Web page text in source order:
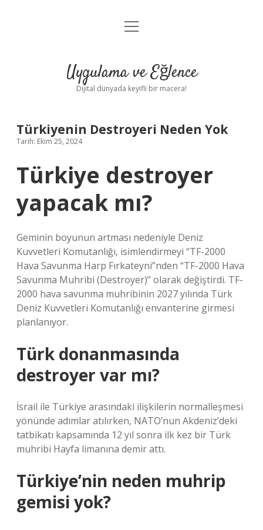
Anasayfa
Yasal Uyarı
menüyü
Uygulama ve Eğlence
Dijital dünyada keyifli bir macera!
Türkiyenin Destroyeri Neden Yok
Tarih: Ekim 25, 2024
Türkiye destroyer
yapacak mı?
Geminin boyunun artması nedeniyle Deniz
Kuvvetleri Komutanlığı, isimlendirmeyi “TF-2000
Hava Savunma Harp Fırkateyni”nden “TF-2000 Hava
Savunma Muhribi (Destroyer)” olarak değiştirdi. TF-
2000 hava savunma muhribinin 2027 yılında Türk
Deniz Kuvvetleri Komutanlığı envanterine girmesi
planlanıyor.
Türk donanmasında
destroyer var mı?
İsrail ile Türkiye arasındaki ilişkilerin normalleşmesi
yönünde adımlar atılırken, NATO’nun Akdeniz’deki
tatbikatı kapsamında 12 yıl sonra ilk kez bir Türk
muhribi Hayfa limanına demir attı.
Türkiye’nin neden muhrip
gemisi yok?